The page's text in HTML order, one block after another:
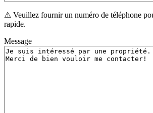
⚠ Veuillez fournir un numéro de téléphone
rapide.
Message